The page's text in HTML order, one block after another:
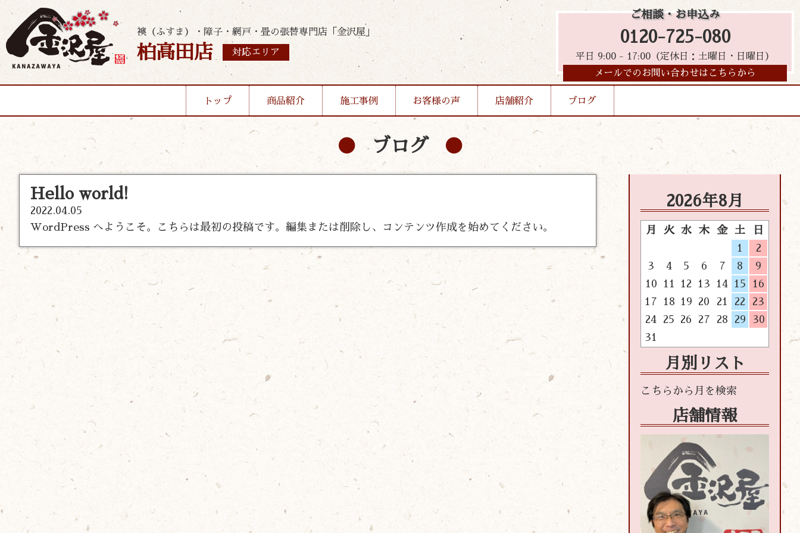
襖（ふすま）・障子・網戸・畳の張替専門店「金沢屋」
柏高田店 対応エリア
ご相談・お申込み
0120-725-080
平日 9:00 - 17:00（定休日：土曜日・日曜日）
メールでのお問い合わせはこちらから
トップ 商品紹介 施工事例 お客様の声 店舗紹介 ブログ
ブログ
Hello world!
2022.04.05
WordPress へようこそ。こちらは最初の投稿です。編集または削除し、コンテンツ作成を始めてください。
2026年8月
月 火 水 木 金 土
日
1
2
3
4 5 6 7 8
9
10
11 12 13 14 15
16
17
18 19 20 21 22
23
24
25 26 27 28 29
30
31
月別リスト
店舗情報